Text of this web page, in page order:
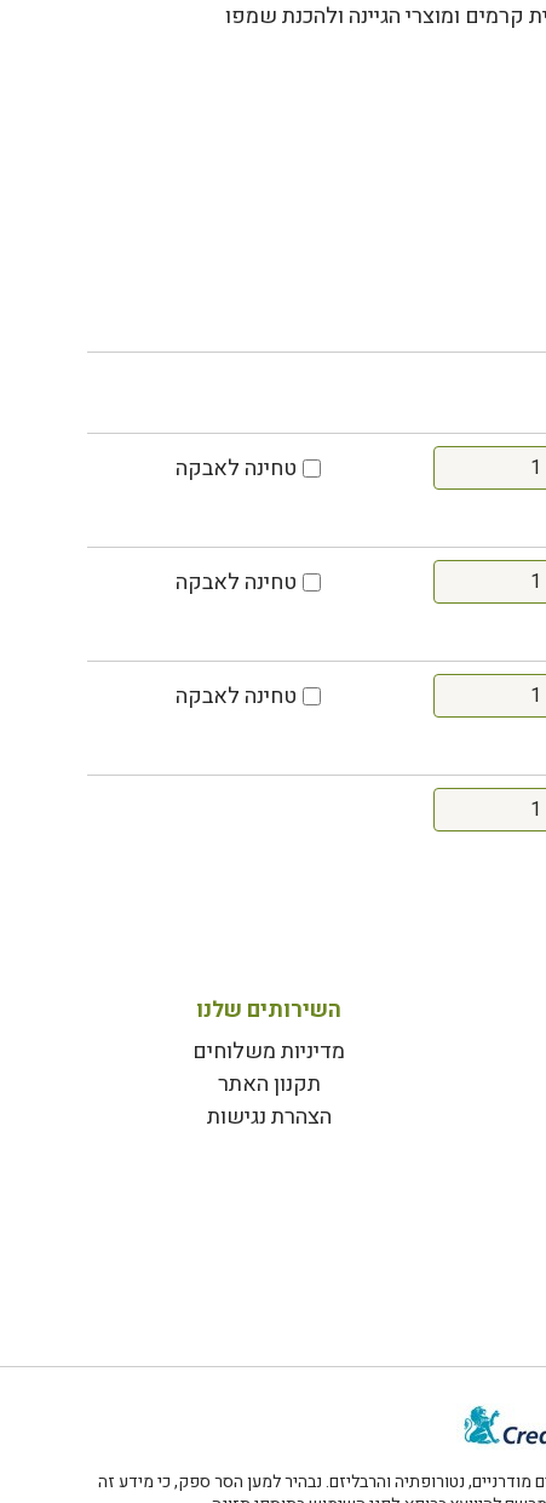
ומוצרי הגיינה ולהכנת שמפו
טחינה לאבקה
טחינה לאבקה
טחינה לאבקה
השירותים שלנו
מדיניות משלוחים
תקנון האתר
הצהרת נגישות
נטורופתיה והרבליזם. נבהיר למען הסר ספק, כי מידע זה